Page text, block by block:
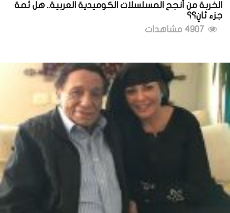
الخربة من أنجح المسلسلات الكوميدية العربية.. هل ثمة
جزء ثانٍ؟؟